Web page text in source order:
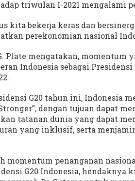
u
U
t
a
a
triwulan I-2021 mengalami
kita bekerja keras dan
perekonomian nasional
Plate mengatakan, momentum
Indonesia sebagai
G20 tahun ini, Indonesia
dengan tujuan dapat
tatanan dunia yang dapat
yang inklusif, serta
momentum penanganan
G20 Indonesia, hendaknya